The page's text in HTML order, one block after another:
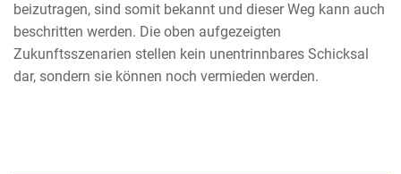
beizutragen, sind somit bekannt und dieser Weg kann auch
beschritten werden. Die oben aufgezeigten
Zukunftsszenarien stellen kein unentrinnbares Schicksal
dar, sondern sie können noch vermieden werden.